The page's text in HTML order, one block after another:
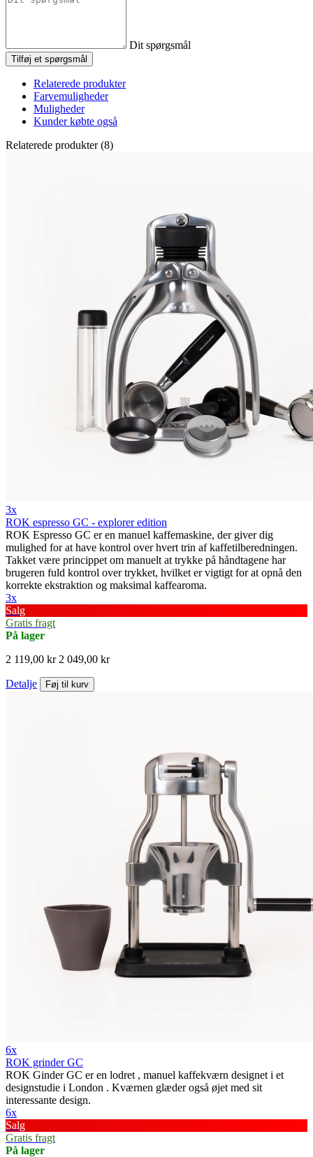
Dit spørgsmål
Tilføj et spørgsmål
Relaterede produkter
Farvemuligheder
Muligheder
Kunder købte også
Relaterede produkter (8)
3x
ROK espresso GC - explorer edition
ROK Espresso GC er en manuel kaffemaskine, der giver dig
mulighed for at have kontrol over hvert trin af kaffetilberedningen.
Takket være princippet om manuelt at trykke på håndtagene har
brugeren fuld kontrol over trykket, hvilket er vigtigt for at opnå den
korrekte ekstraktion og maksimal kaffearoma.
3x
Salg
Gratis fragt
På lager
2 119,00 kr 2 049,00 kr
Detalje Føj til kurv
6x
ROK grinder GC
ROK Ginder GC er en lodret , manuel kaffekværn designet i et
designstudie i London . Kværnen glæder også øjet med sit
interessante design.
6x
Salg
Gratis fragt
På lager